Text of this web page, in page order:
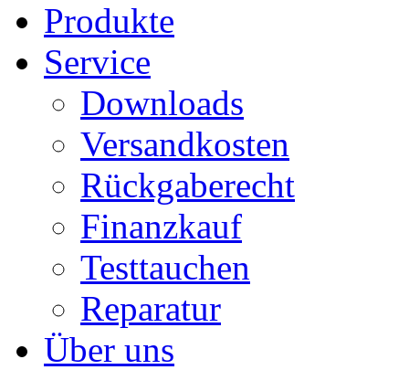
Produkte
Service
Downloads
Versandkosten
Rückgaberecht
Finanzkauf
Testtauchen
Reparatur
Über uns